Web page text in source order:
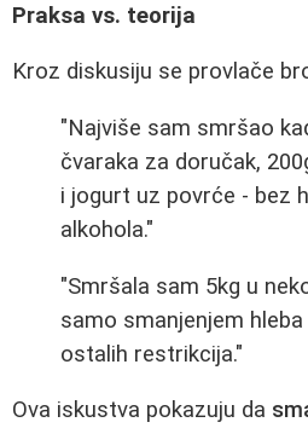
Praksa vs. teorija
Kroz diskusiju se provlače
"Najviše sam smršao
čvaraka za doručak,
i jogurt uz povrće - bez
alkohola."
"Smršala sam 5kg u
samo smanjenjem
ostalih restrikcija."
Ova iskustva pokazuju da